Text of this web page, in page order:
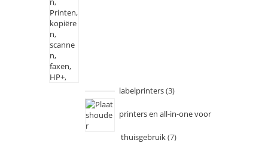
labelprinters 3
printers en all-in-one voor
thuisgebruik 7